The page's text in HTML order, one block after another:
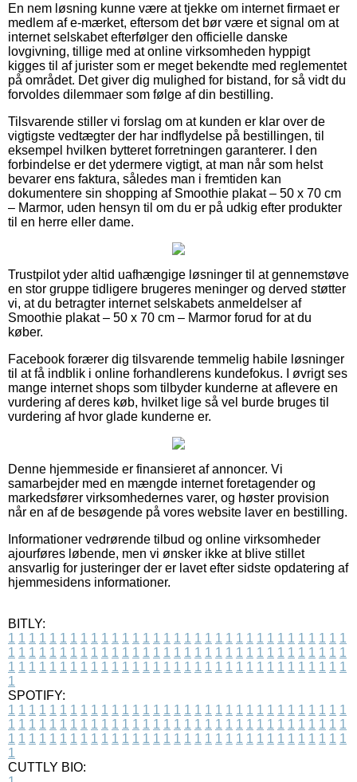
En nem løsning kunne være at tjekke om internet firmaet er
medlem af e-mærket, eftersom det bør være et signal om at
internet selskabet efterfølger den officielle danske
lovgivning, tillige med at online virksomheden hyppigt
kigges til af jurister som er meget bekendte med reglementet
på området. Det giver dig mulighed for bistand, for så vidt du
forvoldes dilemmaer som følge af din bestilling.
Tilsvarende stiller vi forslag om at kunden er klar over de
vigtigste vedtægter der har indflydelse på bestillingen, til
eksempel hvilken bytteret forretningen garanterer. I den
forbindelse er det ydermere vigtigt, at man når som helst
bevarer ens faktura, således man i fremtiden kan
dokumentere sin shopping af Smoothie plakat – 50 x 70 cm
– Marmor, uden hensyn til om du er på udkig efter produkter
til en herre eller dame.
Trustpilot yder altid uafhængige løsninger til at gennemstøve
en stor gruppe tidligere brugeres meninger og derved støtter
vi, at du betragter internet selskabets anmeldelser af
Smoothie plakat – 50 x 70 cm – Marmor forud for at du
køber.
Facebook forærer dig tilsvarende temmelig habile løsninger
til at få indblik i online forhandlerens kundefokus. I øvrigt ses
mange internet shops som tilbyder kunderne at aflevere en
vurdering af deres køb, hvilket lige så vel burde bruges til
vurdering af hvor glade kunderne er.
Denne hjemmeside er finansieret af annoncer. Vi
samarbejder med en mængde internet foretagender og
markedsfører virksomhedernes varer, og høster provision
når en af de besøgende på vores website laver en bestilling.
Informationer vedrørende tilbud og online virksomheder
ajourføres løbende, men vi ønsker ikke at blive stillet
ansvarlig for justeringer der er lavet efter sidste opdatering af
hjemmesidens informationer.
BITLY:
1 1 1 1 1 1 1 1 1 1 1 1 1 1 1 1 1 1 1 1 1 1 1 1 1 1 1 1 1 1 1 1 1
1 1 1 1 1 1 1 1 1 1 1 1 1 1 1 1 1 1 1 1 1 1 1 1 1 1 1 1 1 1 1 1 1
1 1 1 1 1 1 1 1 1 1 1 1 1 1 1 1 1 1 1 1 1 1 1 1 1 1 1 1 1 1 1 1 1
1
SPOTIFY:
1 1 1 1 1 1 1 1 1 1 1 1 1 1 1 1 1 1 1 1 1 1 1 1 1 1 1 1 1 1 1 1 1
1 1 1 1 1 1 1 1 1 1 1 1 1 1 1 1 1 1 1 1 1 1 1 1 1 1 1 1 1 1 1 1 1
1 1 1 1 1 1 1 1 1 1 1 1 1 1 1 1 1 1 1 1 1 1 1 1 1 1 1 1 1 1 1 1 1
1
CUTTLY BIO: